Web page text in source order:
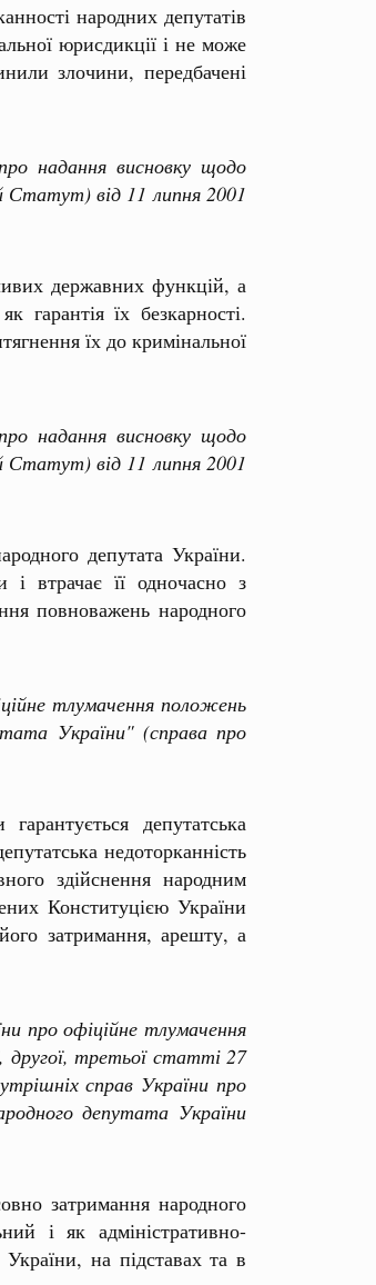
народних депутатів
юрисдикції і не може
злочини, передбачені
надання висновку щодо
Статут) від 11 липня 2001
державних функцій, а
гарантія їх безкарності.
їх до кримінальної
надання висновку щодо
Статут) від 11 липня 2001
депутата України.
і втрачає її одночасно з
повноважень народного
тлумачення положень
України" (справа про
депутатська
недоторканність
здійснення народним
Конституцією України
затримання, арешту, а
про офіційне тлумачення
третьої статті 27
справ України про
депутата України
затримання народного
і як адміністративно-
на підставах та в